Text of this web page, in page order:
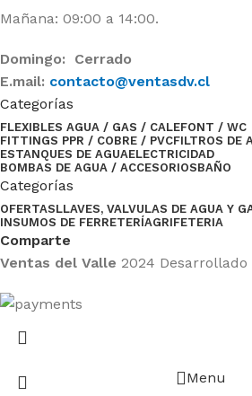
Mañana: 09:00 a 14:00.
Domingo: Cerrado
E.mail: contacto@ventasdv.cl
Categorías
FLEXIBLES AGUA / GAS / CALEFONT / WC
FITTINGS PPR / COBRE / PVCFILTROS DE
ESTANQUES DE AGUAELECTRICIDAD
BOMBAS DE AGUA / ACCESORIOSBAÑO
Categorías
OFERTASLLAVES, VALVULAS DE AGUA Y
INSUMOS DE FERRETERÍAGRIFETERIA
Comparte
Ventas del Valle 2024 Desarrollado
Menu